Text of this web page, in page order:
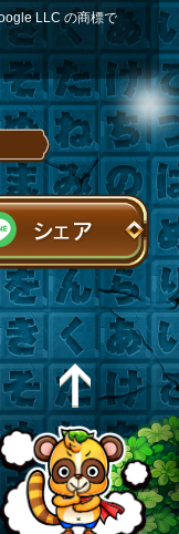
LLC の商標で
シェア